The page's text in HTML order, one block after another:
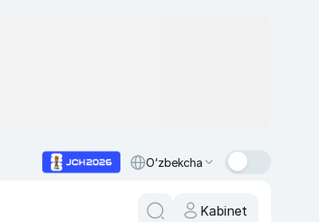
O‘zbekcha
Kabinet